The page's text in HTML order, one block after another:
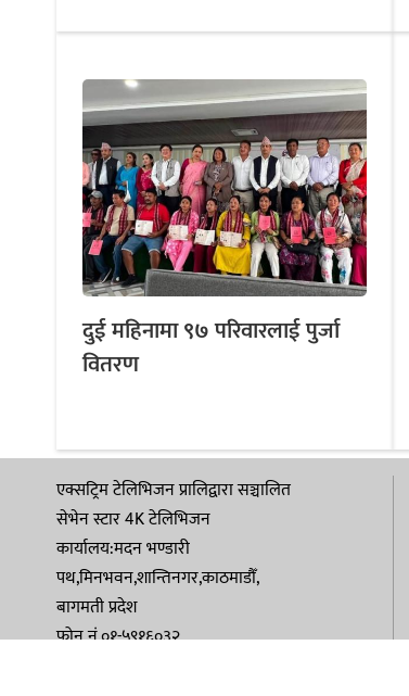
दुई महिनामा ९७ परिवारलाई पुर्जा
वितरण
एक्सट्रिम टेलिभिजन प्रालिद्वारा सञ्चालित
सेभेन स्टार 4K टेलिभिजन
कार्यालय:मदन भण्डारी
पथ,मिनभवन,शान्तिनगर,काठमाडौँ,
बागमती प्रदेश
फोन नं.०१-५९१६०३२